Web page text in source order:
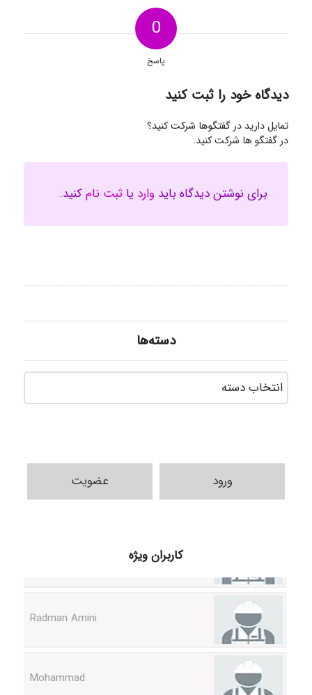
0
پاسخ
دیدگاه خود را ثبت کنید
تمایل دارید در گفتگوها شرکت کنید؟
در گفتگو ها شرکت کنید.
برای نوشتن دیدگاه باید وارد یا ثبت نامکنید.
دسته‌ها
ورود عضویت
کاربران ویژه